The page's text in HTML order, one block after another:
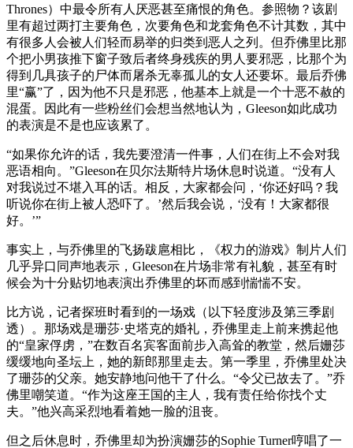
Thrones）中最令所有人厌恶甚至痛恨的角色。参照物？该剧
里有超过两打主要角色，次要角色和龙套角色不计其数，其中
有很多人会被人们轻而易举的归类到恶人之列。但乔佛里比那
个把小男孩推下窗子致后者终身残疾的男人要邪恶，比那个为
得到几具孩子的尸体而屠杀无辜孤儿的女人还要坏。最后乔佛
里“赢”了，因为他不只是邪恶，他基本上就是一个十恶不赦的
混蛋。因此有一些粉丝们会想当然地认为，Gleeson如此成功
的表演是不是也应该累了。
“如果你允许的话，我先要澄清一件事，人们在街上不会对我
恶语相向。”Gleeson在贝尔法斯特片场休息时说道。“没有人
对我说过不堪入耳的话。相反，大家都会问，‘你还好吗？我
听说你在街上被人恐吓了。’然后我会说，‘没有！大家都很
好。’”
事实上，与乔佛里的飞扬跋扈相比，《权力的游戏》制片人们
几乎异口同声地表示，Gleeson在片场非常有礼貌，甚至有时
候会为十分贴切地表演出乔佛里的坏而感到惴惴不安。
比方说，记者探班时看到的一场戏（以下轻度涉及第三季剧
透）。那场戏是珊莎·史塔克的婚礼，乔佛里走上前来携起他
的“皇家俘虏，”在数百名宾客面前步入高耸的教堂，然后姗莎
缓缓地向圣坛上，她的新郎那里走去。第一季里，乔佛里处决
了珊莎的父亲。她安静地问他干了什么。“令父已故去了。”乔
佛里嘲笑道。“作为这座王国的主人，我有责任给你找个丈
夫。”他兴高采烈地看着她一脸的沮丧。
但之后休息时，乔佛里却为扮演姗莎的Sophie Turner哼唱了一